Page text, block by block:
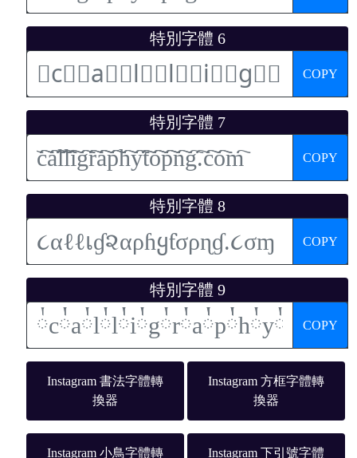
特別字體 6
COPY
特別字體 7
COPY
特別字體 8
COPY
特別字體 9
COPY
Instagram 書法字體轉
換器
Instagram 方框字體轉
換器
Instagram 小鳥字體轉
Instagram 下引號字體